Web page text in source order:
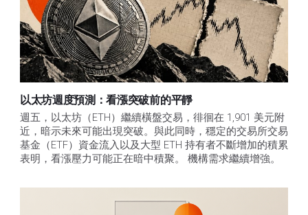
以太坊週度預測：看漲突破前的平靜
週五，以太坊（ETH）繼續橫盤交易，徘徊在 1,901 美元附
近，暗示未來可能出現突破。與此同時，穩定的交易所交易
基金（ETF）資金流入以及大型 ETH 持有者不斷增加的積累
表明，看漲壓力可能正在暗中積聚。 機構需求繼續增強。